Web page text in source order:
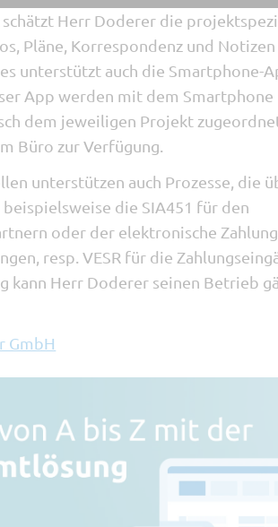
Herr Doderer die
Pläne, Korrespondenz und
unterstützt auch die Smartphone-
App werden mit dem Smartphone
dem jeweiligen Projekt
Büro zur Verfügung.
unterstützen auch Prozesse, die
die SIA451 für den
oder der elektronische
resp. VESR für die
kann Herr Doderer seinen Betrieb
GmbH